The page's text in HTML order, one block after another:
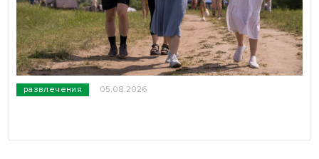
развлечения 05.08.2026